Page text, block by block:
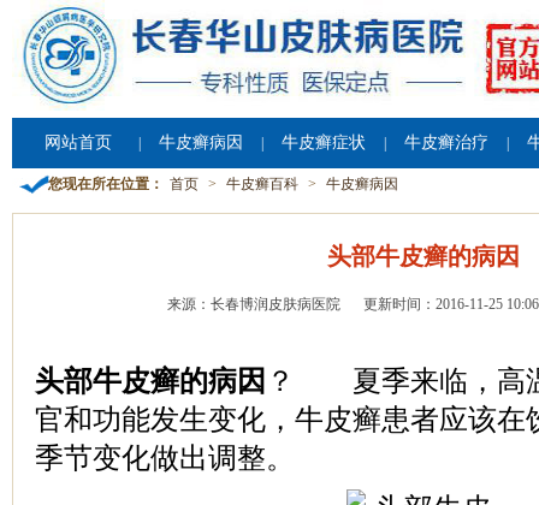
网站首页 牛皮癣病因 牛皮癣症状 牛皮癣治疗
您现在所在位置： 首页 > 牛皮癣百科 > 牛皮癣病因
头部牛皮癣的病因
来源：长春博润皮肤病医院 更新时间：2016-11-25
头部牛皮癣的病因 ？ 夏季来临，高
官和功能发生变化，牛皮癣患者应该在
季节变化做出调整。